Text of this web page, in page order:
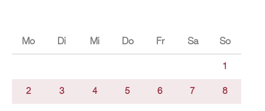
Mo Di Mi Do Fr Sa So
1
2 3 4 5 6 7 8